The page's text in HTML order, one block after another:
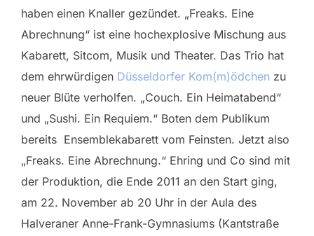
haben einen Knaller gezündet. „Freaks. Eine
Abrechnung“ ist eine hochexplosive Mischung aus
Kabarett, Sitcom, Musik und Theater. Das Trio hat
dem ehrwürdigen Düsseldorfer Kom(m)ödchen zu
neuer Blüte verholfen. „Couch. Ein Heimatabend“
und „Sushi. Ein Requiem.“ Boten dem Publikum
bereits Ensemblekabarett vom Feinsten. Jetzt also
„Freaks. Eine Abrechnung.“ Ehring und Co sind mit
der Produktion, die Ende 2011 an den Start ging,
am 22. November ab 20 Uhr in der Aula des
Halveraner Anne-Frank-Gymnasiums (Kantstraße